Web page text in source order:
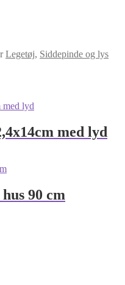
Legetøj, Siddepinde og lys
med lyd
90 cm